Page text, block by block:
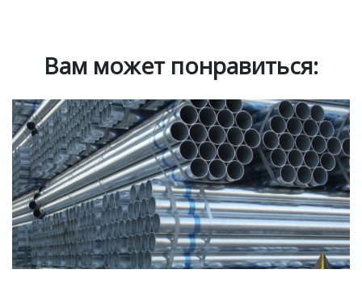
Вам может понравиться: